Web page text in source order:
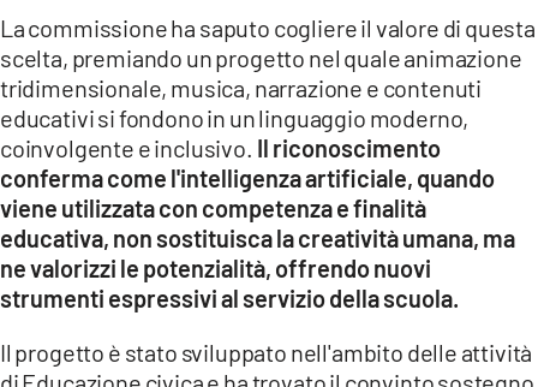
La commissione ha saputo cogliere il valore di questa
scelta, premiando un progetto nel quale animazione
tridimensionale, musica, narrazione e contenuti
educativi si fondono in un linguaggio moderno,
coinvolgente e inclusivo. Il riconoscimento
conferma come l'intelligenza artificiale, quando
viene utilizzata con competenza e finalità
educativa, non sostituisca la creatività umana, ma
ne valorizzi le potenzialità, offrendo nuovi
strumenti espressivi al servizio della scuola.
Il progetto è stato sviluppato nell'ambito delle attività